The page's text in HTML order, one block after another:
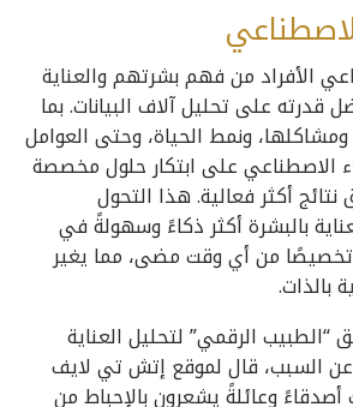
الأفراد من فهم بشرتهم والعناية
على تحليل آلاف البيانات. بما
ونمط الحياة، وحتى العوامل
الاصطناعي على ابتكار حلول مخصصة
نتائج أكثر فعالية. هذا التحول
بالبشرة أكثر ذكاءً وسهولةً في
تخصيصًا من أي وقت مضى، مما يغير
بالذات.
الرقمي” لتحليل العناية
السبب، قال لموقع إتش تي لايف
أصدقاءً وعائلةً يشعرون بالإحباط من